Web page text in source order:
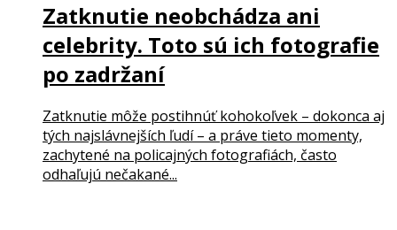
Zatknutie neobchádza ani
celebrity. Toto sú ich fotografie
po zadržaní
Zatknutie môže postihnúť kohokoľvek – dokonca aj
tých najslávnejších ľudí – a práve tieto momenty,
zachytené na policajných fotografiách, často
odhaľujú nečakané...